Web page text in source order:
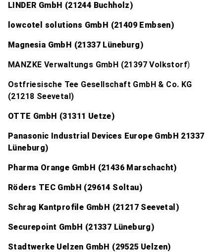
LINDER GmbH (21244 Buchholz)
lowcotel solutions GmbH (21409 Embsen)
Magnesia GmbH (21337 Lüneburg)
MANZKE Verwaltungs GmbH (21397 Volkstorf)
Ostfriesische Tee Gesellschaft GmbH & Co. KG
(21218 Seevetal)
OTTE GmbH (31311 Uetze)
Panasonic Industrial Devices Europe GmbH 21337
Lüneburg)
Pharma Orange GmbH (21436 Marschacht)
Röders TEC GmbH (29614 Soltau)
Schrag Kantprofile GmbH (21217 Seevetal)
Securepoint GmbH (21337 Lüneburg)
Stadtwerke Uelzen GmbH (29525 Uelzen)